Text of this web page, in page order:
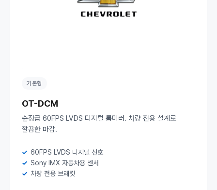
기본형
OT-DCM
순정급 60FPS LVDS 디지털 룸미러. 차량 전용 설계로
깔끔한 마감.
60FPS LVDS 디지털 신호
Sony IMX 자동차용 센서
차량 전용 브래킷